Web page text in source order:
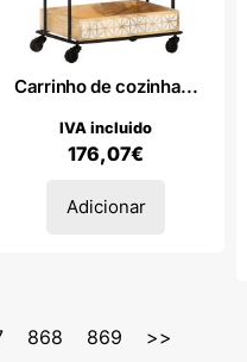
Carrinho de cozinha...
176,07€
IVA incluido
Adicionar
868 869 >>